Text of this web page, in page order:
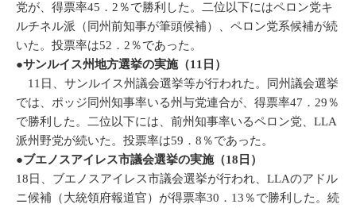
党が、得票率45．2％で勝利した。二位以下にはペロン党キ
ルチネル派（同州前知事が筆頭候補）、ペロン党系候補が続
いた。投票率は52．2％であった。
●サンルイス州地方選挙の実施（11日）
11日、サンルイス州議会選挙等が行われた。同州議会選挙
では、ポッジ同州知事率いる州与党連合が、得票率47．29％
で勝利した。二位以下には、前州知事率いるペロン党、LLA
派州野党が続いた。投票率は59．8％であった。
●ブエノスアイレス市議会選挙の実施（18日）
18日、ブエノスアイレス市議会選挙が行われ、LLAのアドル
ニ候補（大統領府報道官）が得票率30．13％で勝利した。続